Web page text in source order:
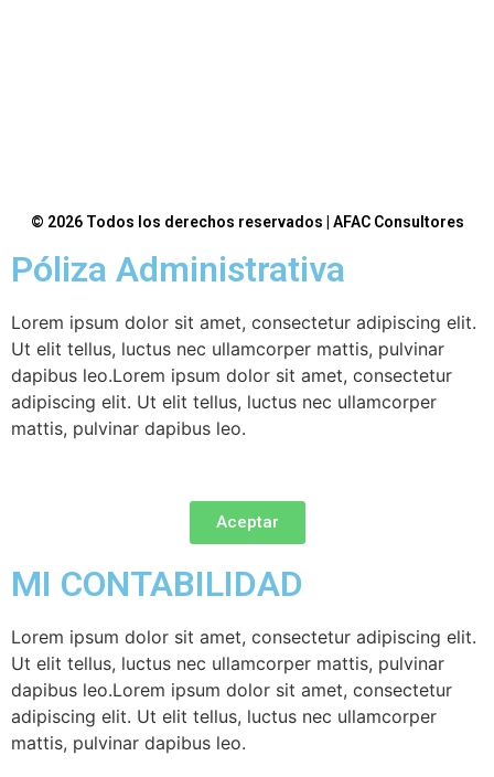
© 2026 Todos los derechos reservados | AFAC Consultores
Póliza Administrativa
Lorem ipsum dolor sit amet, consectetur adipiscing elit.
Ut elit tellus, luctus nec ullamcorper mattis, pulvinar
dapibus leo.Lorem ipsum dolor sit amet, consectetur
adipiscing elit. Ut elit tellus, luctus nec ullamcorper
mattis, pulvinar dapibus leo.
Aceptar
MI CONTABILIDAD
Lorem ipsum dolor sit amet, consectetur adipiscing elit.
Ut elit tellus, luctus nec ullamcorper mattis, pulvinar
dapibus leo.Lorem ipsum dolor sit amet, consectetur
adipiscing elit. Ut elit tellus, luctus nec ullamcorper
mattis, pulvinar dapibus leo.